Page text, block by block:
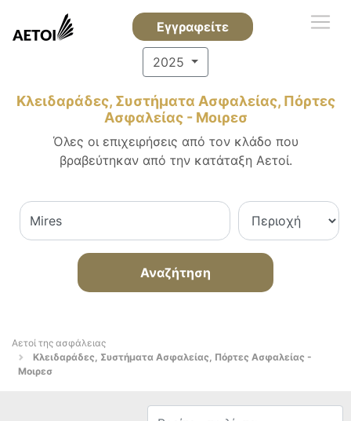
Εγγραφείτε
2025
Κλειδαράδες, Συστήματα Ασφαλείας, Πόρτες
Ασφαλείας - Μοιρεσ
Όλες οι επιχειρήσεις από τον κλάδο που
βραβεύτηκαν από την κατάταξη Αετοί.
Αναζήτηση
Αετοί της ασφάλειας
Κλειδαράδες, Συστήματα Ασφαλείας, Πόρτες Ασφαλείας -
Μοιρεσ